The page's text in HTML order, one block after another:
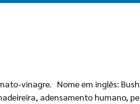
vinagre. Nome em inglês:
adensamento humano,